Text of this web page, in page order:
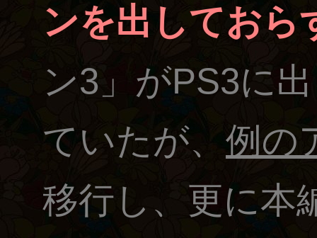
ンを出しておら
ン3」がPS3に
ていたが、 例の
移行し、更に本